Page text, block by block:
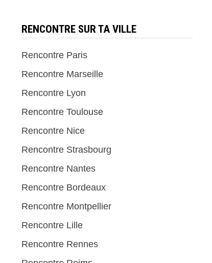
RENCONTRE SUR TA VILLE
Rencontre Paris
Rencontre Marseille
Rencontre Lyon
Rencontre Toulouse
Rencontre Nice
Rencontre Strasbourg
Rencontre Nantes
Rencontre Bordeaux
Rencontre Montpellier
Rencontre Lille
Rencontre Rennes